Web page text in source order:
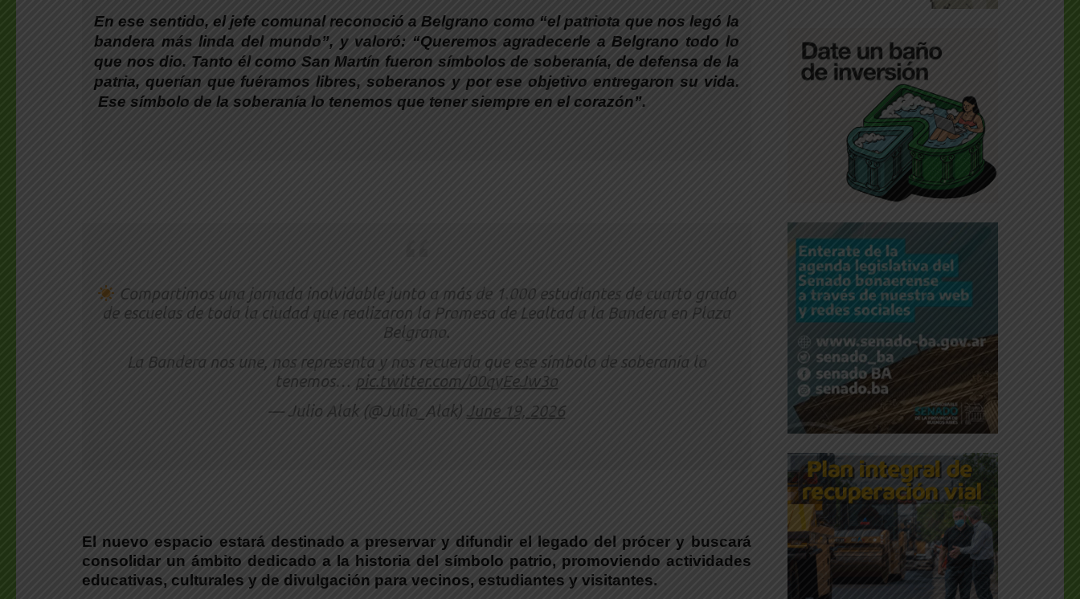
En ese sentido, el jefe comunal reconoció a Belgrano como “el patriota que nos legó la
bandera más linda del mundo”, y valoró: “Queremos agradecerle a Belgrano todo lo
que nos dio. Tanto él como San Martín fueron símbolos de soberanía, de defensa de la
patria, querían que fuéramos libres, soberanos y por ese objetivo entregaron su vida.
Ese símbolo de la soberanía lo tenemos que tener siempre en el corazón”.
Compartimos una jornada inolvidable junto a más de 1.000 estudiantes de cuarto grado
de escuelas de toda la ciudad que realizaron la Promesa de Lealtad a la Bandera en Plaza
Belgrano.
La Bandera nos une, nos representa y nos recuerda que ese símbolo de soberanía lo
tenemos… pic.twitter.com/00qyEeJw3o
— Julio Alak (@Julio_Alak) June 19, 2026
El nuevo espacio estará destinado a preservar y difundir el legado del prócer y buscará
consolidar un ámbito dedicado a la historia del símbolo patrio, promoviendo actividades
educativas, culturales y de divulgación para vecinos, estudiantes y visitantes.